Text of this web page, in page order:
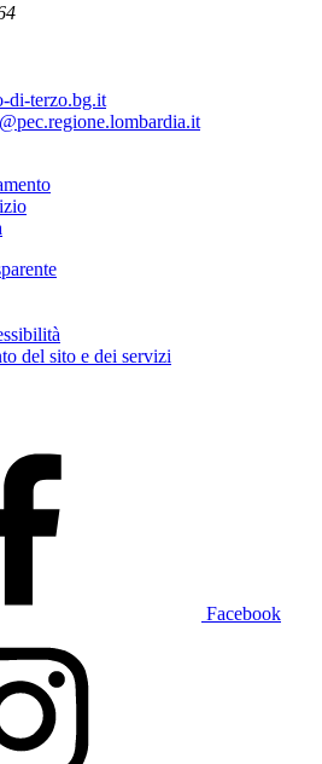
di-terzo.bg.it
del sito e dei servizi
Facebook